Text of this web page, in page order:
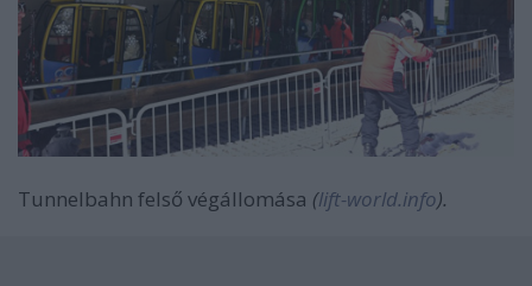
Tunnelbahn felső végállomása (lift-world.info).